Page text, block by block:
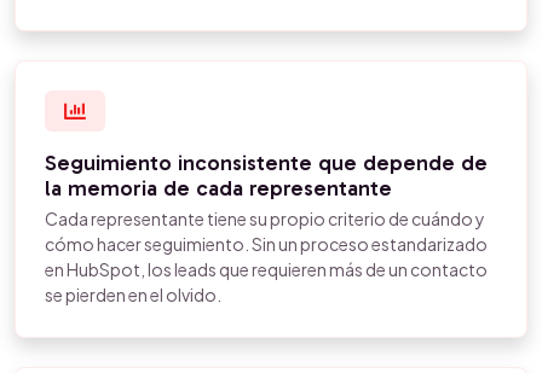
Seguimiento inconsistente que depende de
la memoria de cada representante
Cada representante tiene su propio criterio de cuándo y
cómo hacer seguimiento. Sin un proceso estandarizado
en HubSpot, los leads que requieren más de un contacto
se pierden en el olvido.